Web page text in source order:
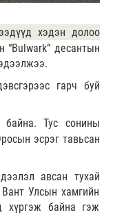
хэдэн долоо
“Bulwark” десантын
гарч буй
байна. Тус сонины
эсрэг тавьсан
авсан тухай
Улсын хамгийн
хүргэж байна гэж